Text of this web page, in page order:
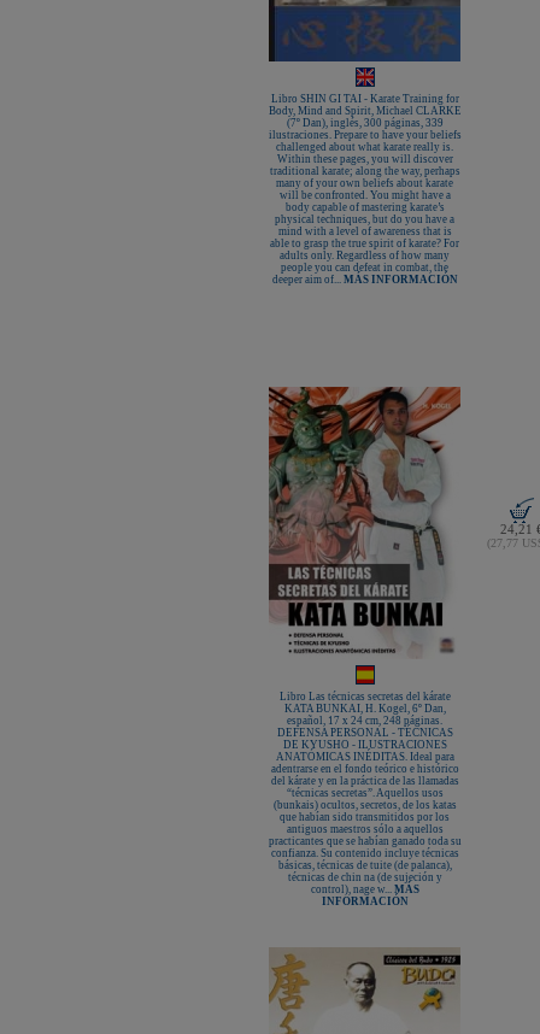
Libro SHIN GI TAI - Karate Training for
Body, Mind and Spirit, Michael CLARKE
(7º Dan), inglés, 300 páginas, 339
ilustraciones. Prepare to have your beliefs
challenged about what karate really is.
Within these pages, you will discover
traditional karate; along the way, perhaps
many of your own beliefs about karate
will be confronted. You might have a
body capable of mastering karate’s
physical techniques, but do you have a
mind with a level of awareness that is
able to grasp the true spirit of karate? For
adults only. Regardless of how many
people you can defeat in combat, the
deeper aim of... MÁS INFORMACIÓN
24,21
(27,77
Libro Las técnicas secretas del kárate
KATA BUNKAI, H. Kogel, 6º Dan,
español, 17 x 24 cm, 248 páginas.
DEFENSA PERSONAL - TÉCNICAS
DE KYUSHO - ILUSTRACIONES
ANATÓMICAS INÉDITAS. Ideal para
adentrarse en el fondo teórico e histórico
del kárate y en la práctica de las llamadas
“técnicas secretas”. Aquellos usos
(bunkais) ocultos, secretos, de los katas
que habían sido transmitidos por los
antiguos maestros sólo a aquellos
practicantes que se habían ganado toda su
confianza. Su contenido incluye técnicas
básicas, técnicas de tuite (de palanca),
técnicas de chin na (de sujeción y
control), nage w... MÁS
INFORMACIÓN